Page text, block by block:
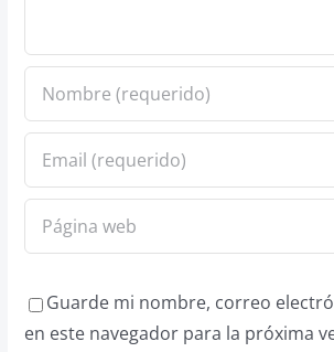
Guarde mi nombre, correo
en este navegador para la próxima